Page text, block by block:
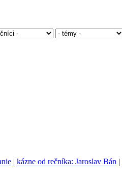
| kázne od rečníka: Jaroslav Bán |